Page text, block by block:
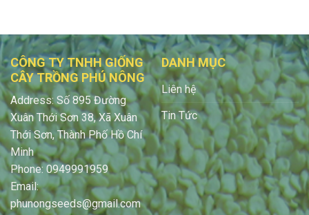
CÔNG TY TNHH GIỐNG
CÂY TRỒNG PHÚ NÔNG
Address: Số 895 Đường
Xuân Thới Sơn 38, Xã Xuân
Thới Sơn, Thành Phố Hồ Chí
Minh
Phone: 0949991959
Email:
phunongseeds@gmail.com
DANH MỤC
Liên hệ
Tin Tức